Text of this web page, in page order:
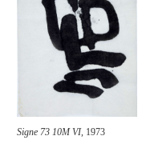
Signe 73 10M VI, 1973